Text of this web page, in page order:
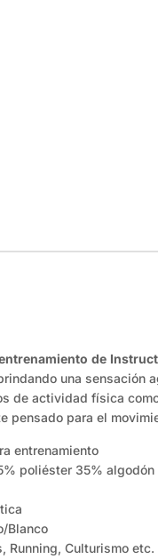
de
una sensación
de actividad física
pensado para el
entrenamiento
poliéster 35% algodón
Blanco
Running, Culturismo etc.